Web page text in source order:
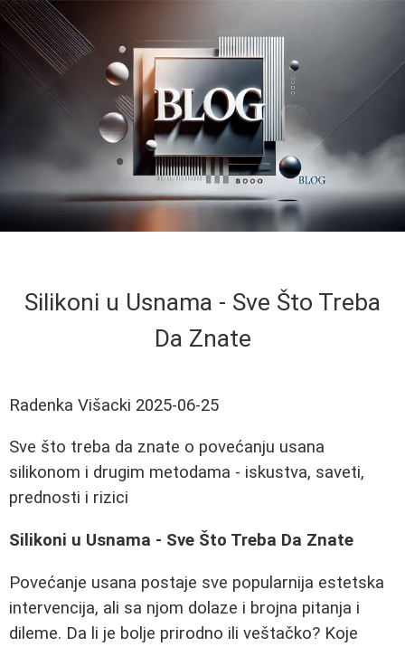
Silikoni u Usnama - Sve Što Treba
Da Znate
Radenka Višacki 2025-06-25
Sve što treba da znate o povećanju usana
silikonom i drugim metodama - iskustva, saveti,
prednosti i rizici
Silikoni u Usnama - Sve Što Treba Da Znate
Povećanje usana postaje sve popularnija estetska
intervencija, ali sa njom dolaze i brojna pitanja i
dileme. Da li je bolje prirodno ili veštačko? Koje